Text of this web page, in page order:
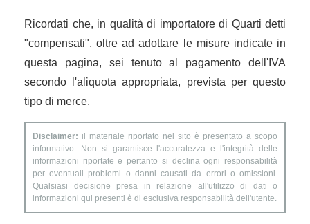
Ricordati che, in qualità di importatore di Quarti detti
"compensati", oltre ad adottare le misure indicate in
questa pagina, sei tenuto al pagamento dell'IVA
secondo l'aliquota appropriata, prevista per questo
tipo di merce.
Disclaimer: il materiale riportato nel sito è presentato a scopo
informativo. Non si garantisce l'accuratezza e l'integrità delle
informazioni riportate e pertanto si declina ogni responsabilità
per eventuali problemi o danni causati da errori o omissioni.
Qualsiasi decisione presa in relazione all'utilizzo di dati o
informazioni qui presenti è di esclusiva responsabilità dell'utente.